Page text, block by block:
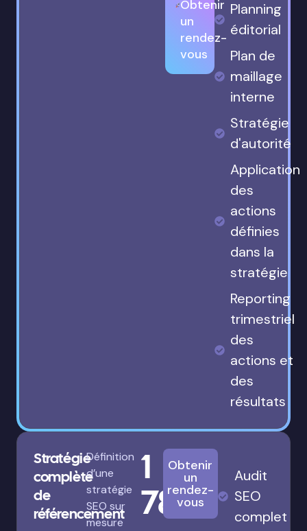
Obtenir
un
rendez-
vous
Planning
éditorial
Plan de
maillage
interne
Stratégie
d'autorité
Application
des
actions
définies
dans la
stratégie
Reporting
trimestriel
des
actions et
des
résultats
Stratégie
complète
de
référencement
Définition
d’une
stratégie
SEO sur
mesure
1
780€
Obtenir
un
rendez-
vous
Audit
SEO
complet